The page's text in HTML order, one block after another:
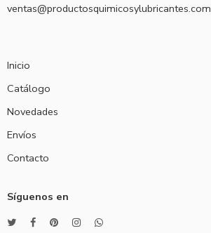
ventas@productosquimicosylubricantes.com
Inicio
Catálogo
Novedades
Envíos
Contacto
Síguenos en